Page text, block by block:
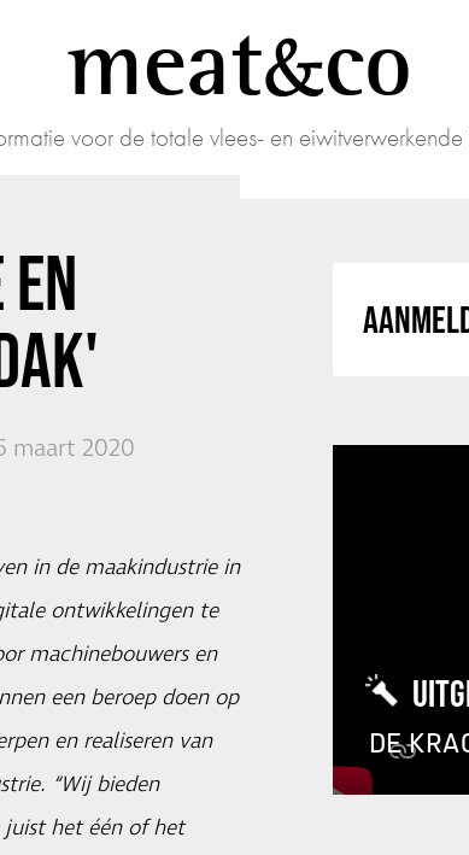
meatco
voor de totale vlees- en eiwitverwerkende
maart 2020
in de maakindustrie in
ontwikkelingen te
machinebouwers en
een beroep doen op
en realiseren van
“Wij bieden
juist het één of het
DE